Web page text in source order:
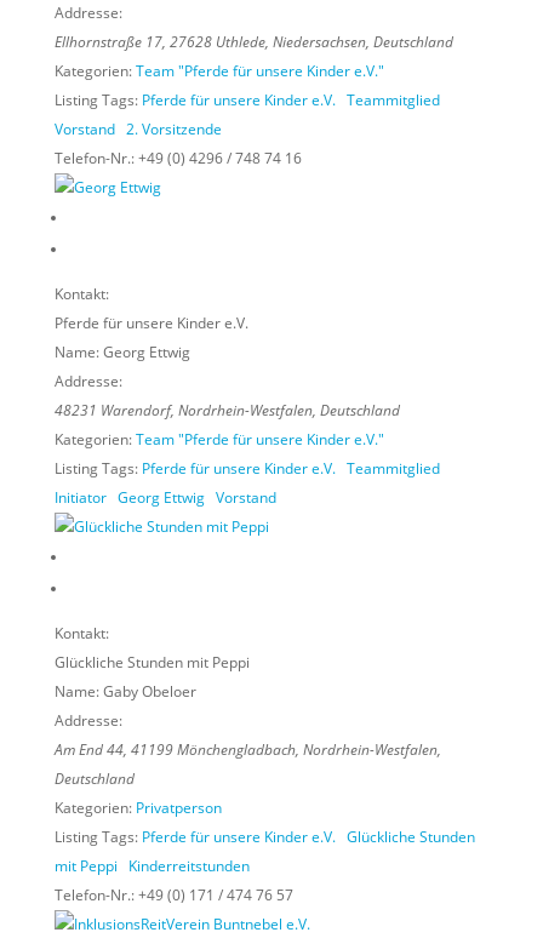
Addresse:
Ellhornstraße 17, 27628Uthlede, Niedersachsen, Deutschland
Kategorien:Team "Pferde für unsere Kinder e.V."
Listing Tags: Pferde für unsere Kinder e.V. Teammitglied
Vorstand 2. Vorsitzende
Telefon-Nr.:+49 (0) 4296 / 748 74 16
Kontakt:
Pferde für unsere Kinder e.V.
Name:Georg Ettwig
Addresse:
48231 Warendorf, Nordrhein-Westfalen, Deutschland
Kategorien:Team "Pferde für unsere Kinder e.V."
Listing Tags: Pferde für unsere Kinder e.V. Teammitglied
Initiator Georg Ettwig Vorstand
Kontakt:
Glückliche Stunden mit Peppi
Name:Gaby Obeloer
Addresse:
Am End 44, 41199Mönchengladbach, Nordrhein-Westfalen,
Deutschland
Kategorien: Privatperson
Listing Tags: Pferde für unsere Kinder e.V. Glückliche Stunden
mit Peppi
Kinderreitstunden
Telefon-Nr.:+49 (0) 171 / 474 76 57